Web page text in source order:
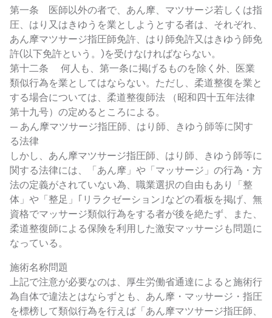
第一条 医師以外の者で、あん摩、マツサージ若しくは指
圧、はり又はきゆうを業としようとする者は、それぞれ、
あん摩マツサージ指圧師免許、はり師免許又はきゆう師免
許(以下免許という。)を受けなければならない。
第十二条 何人も、第一条に掲げるものを除く外、医業
類似行為を業としてはならない。ただし、柔道整復を業と
する場合については、柔道整復師法 （昭和四十五年法律
第十九号）の定めるところによる。
— あん摩マツサージ指圧師、はり師、きゆう師等に関す
る法律
しかし、あん摩マツサージ指圧師、はり師、きゆう師等に
関する法律には、「あん摩」や「マッサージ」の行為・方
法の定義がされていない為、職業選択の自由もあり「整
体」や「整足」｢リラクゼーション｣などの看板を掲げ、無
資格でマッサージ類似行為をする者が後を絶たず、また、
柔道整復師による保険を利用した激安マッサージも問題に
なっている。
施術名称問題
上記で注意が必要なのは、厚生労働省通達によると施術行
為自体で違法とはならずとも、あん摩・マッサージ・指圧
を標榜して類似行為を行えば「あん摩マツサージ指圧師、